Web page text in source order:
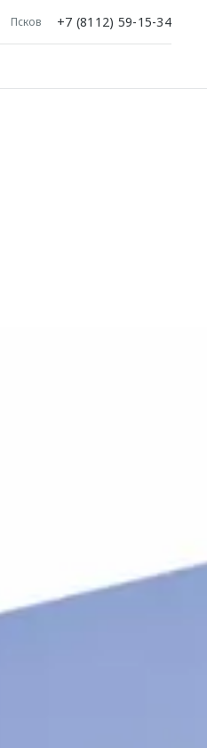
Псков +7 (8112) 59-15-34